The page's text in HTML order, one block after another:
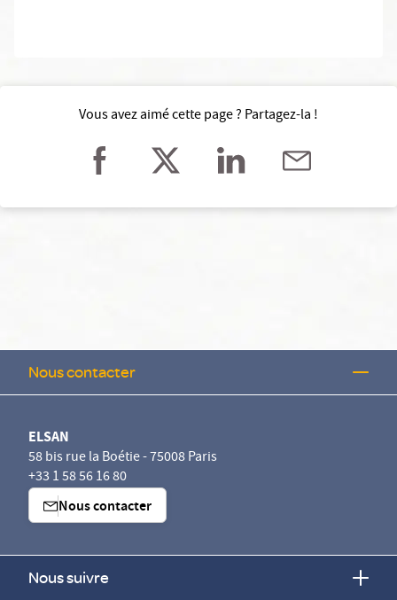
Vous avez aimé cette page ? Partagez-la !
Nous contacter
ELSAN
58 bis rue la Boétie - 75008 Paris
+33 1 58 56 16 80
Nous contacter
Nous suivre